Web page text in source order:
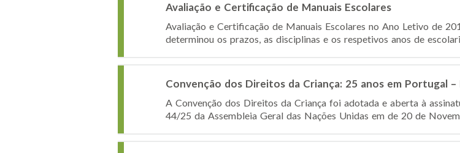
Avaliação e Certificação de Manuais Escolares
Avaliação e Certificação de Manuais Escolares no Ano Letivo de
determinou os prazos, as disciplinas e os respetivos anos de
Convenção dos Direitos da Criança: 25 anos em Portugal
A Convenção dos Direitos da Criança foi adotada e aberta à
44/25 da Assembleia Geral das Nações Unidas em de 20 de